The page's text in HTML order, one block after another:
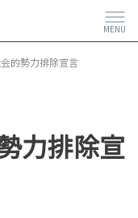
MENU
的勢力排除宣言
力排除宣